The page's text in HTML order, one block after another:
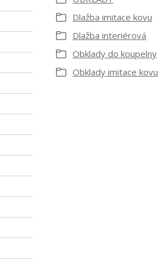
Dlažba imitace kovu
Dlažba interiérová
Obklady do koupelny
Obklady imitace kovu